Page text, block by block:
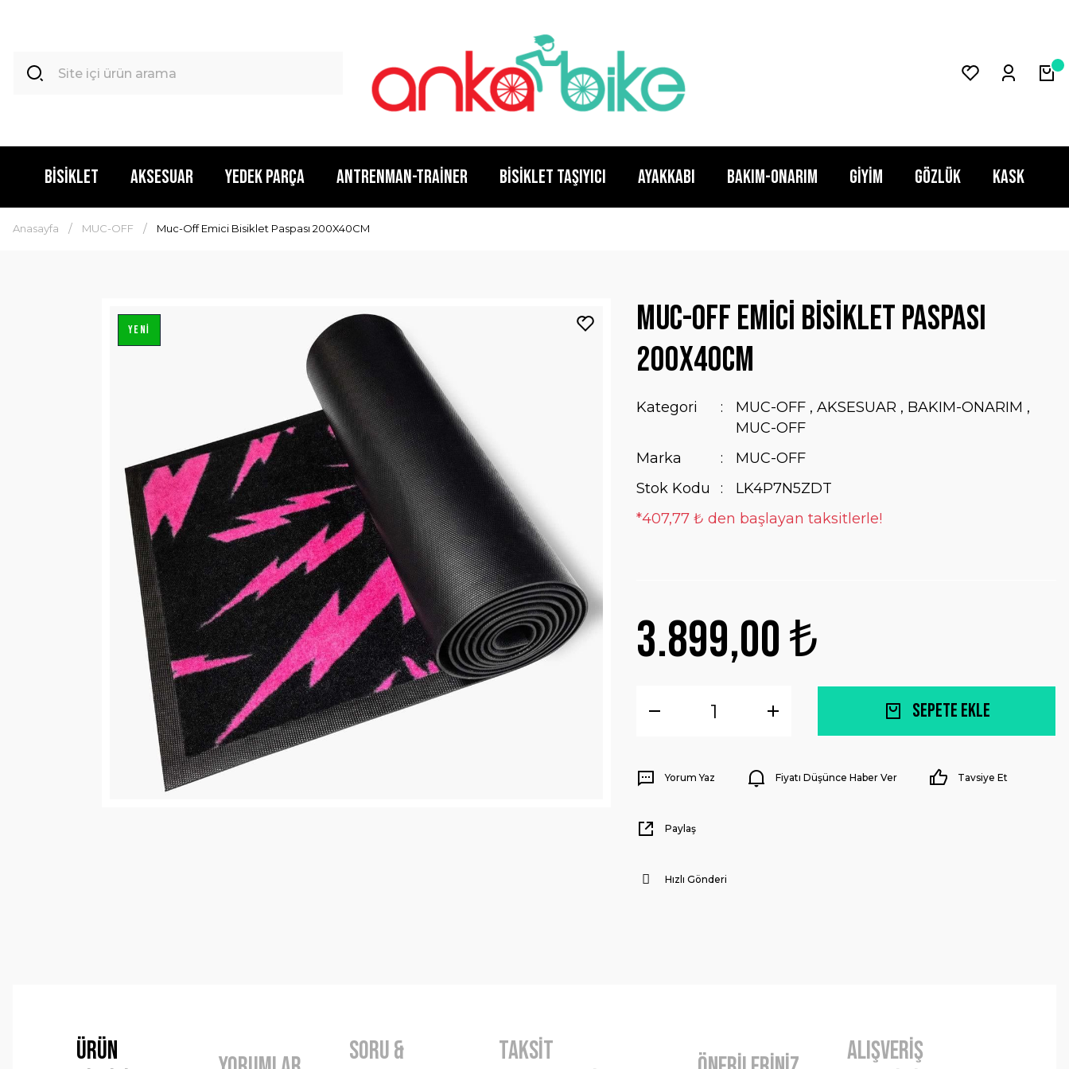
BİSİKLET AKSESUAR YEDEK PARÇA ANTRENMAN-TRAİNER BİSİKLET TAŞIYICI AYAKKABI BAKIM-ONARIM GİYİM GÖZLÜK KASK
Anasayfa MUC-OFF Muc-Off Emici Bisiklet Paspası 200X40CM
YENİ
Muc-Off Emici Bisiklet Paspası
200X40CM
Kategori MUC-OFF , AKSESUAR , BAKIM-ONARIM ,
MUC-OFF
Marka
MUC-OFF
Stok Kodu
LK4P7N5ZDT
*407,77 ₺ den başlayan taksitlerle!
3.899,00 ₺
Sepete Ekle
Yorum Yaz Fiyatı Düşünce Haber Ver Tavsiye Et
Paylaş
Hızlı Gönderi
Ürün
Soru &
Taksit
Alışveriş